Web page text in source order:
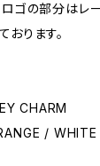
ロゴの部分はレ
ります。
CHARM
/ WHITE